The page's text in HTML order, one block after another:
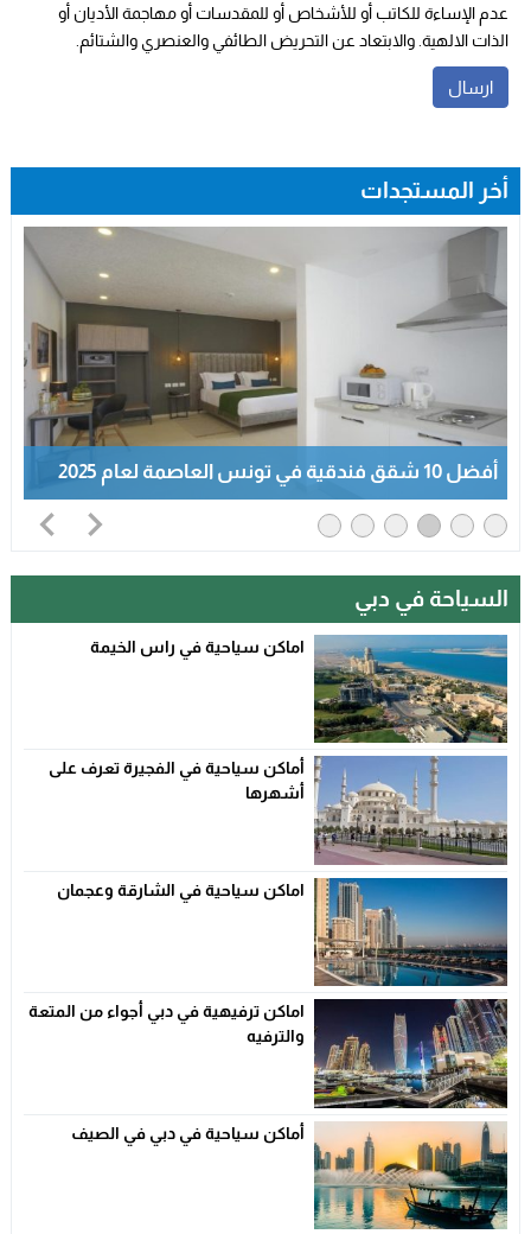
عدم الإساءة للكاتب أو للأشخاص أو للمقدسات أو مهاجمة الأديان أو
الذات الالهية. والابتعاد عن التحريض الطائفي والعنصري والشتائم.
أخر المستجدات
أفضل 10 شقق فندقية في تونس العاصمة لعام 2025
السياحة في دبي
اماكن سياحية في راس الخيمة
أماكن سياحية في الفجيرة تعرف على
أشهرها
اماكن سياحية في الشارقة وعجمان
اماكن ترفيهية في دبي أجواء من المتعة
والترفيه
أماكن سياحية في دبي في الصيف